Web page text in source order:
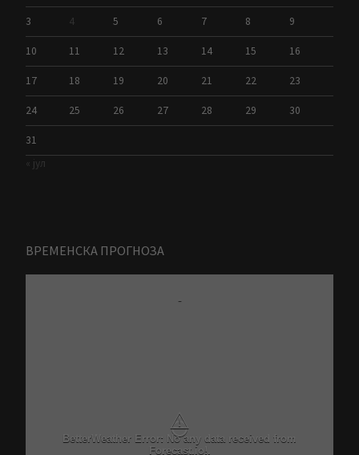
3 4 5 6 7 8 9
10 11 12 13 14 15 16
17 18 19 20 21 22 23
24 25 26 27 28 29 30
31
« јул
ВРЕМЕНСКА ПРОГНОЗА
-
⚠
BetterWeather Error: No any data received from
Forecast.io!.